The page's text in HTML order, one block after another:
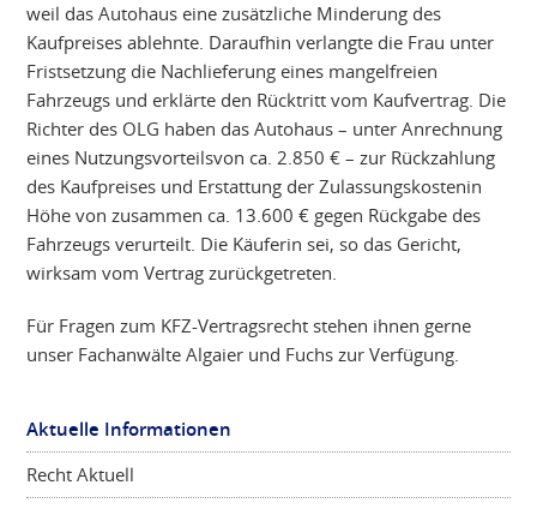
weil das Autohaus eine zusätzliche Minderung des
Kaufpreises ablehnte. Daraufhin verlangte die Frau unter
Fristsetzung die Nachlieferung eines mangelfreien
Fahrzeugs und erklärte den Rücktritt vom Kaufvertrag. Die
Richter des OLG haben das Autohaus – unter Anrechnung
eines Nutzungsvorteilsvon ca. 2.850 € – zur Rückzahlung
des Kaufpreises und Erstattung der Zulassungskostenin
Höhe von zusammen ca. 13.600 € gegen Rückgabe des
Fahrzeugs verurteilt. Die Käuferin sei, so das Gericht,
wirksam vom Vertrag zurückgetreten.
Für Fragen zum KFZ-Vertragsrecht stehen ihnen gerne
unser Fachanwälte Algaier und Fuchs zur Verfügung.
Aktuelle Informationen
Recht Aktuell